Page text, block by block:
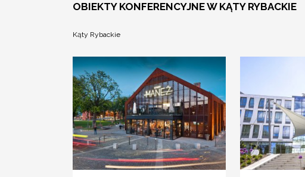
OBIEKTY KONFERENCYJNE W KĄTY RYBACKIE
Kąty Rybackie